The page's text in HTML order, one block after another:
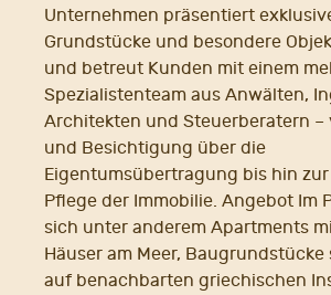
Unternehmen präsentiert
Grundstücke und besondere
und betreut Kunden mit einem
Spezialistenteam aus Anwälten,
Architekten und Steuerberatern –
und Besichtigung über die
Eigentumsübertragung bis hin
Pflege der Immobilie. Angebot Im
sich unter anderem Apartments
Häuser am Meer, Baugrundstücke
auf benachbarten griechischen